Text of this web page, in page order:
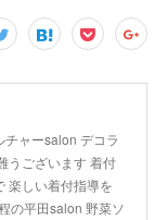
ャーsalon デコラ
うございます 着付
楽しい着付指導を
の平田salon 野菜ソ